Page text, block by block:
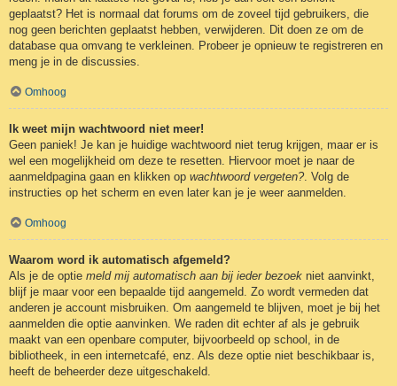
geplaatst? Het is normaal dat forums om de zoveel tijd gebruikers, die
nog geen berichten geplaatst hebben, verwijderen. Dit doen ze om de
database qua omvang te verkleinen. Probeer je opnieuw te registreren en
meng je in de discussies.
Omhoog
Ik weet mijn wachtwoord niet meer!
Geen paniek! Je kan je huidige wachtwoord niet terug krijgen, maar er is
wel een mogelijkheid om deze te resetten. Hiervoor moet je naar de
aanmeldpagina gaan en klikken op wachtwoord vergeten?. Volg de
instructies op het scherm en even later kan je je weer aanmelden.
Omhoog
Waarom word ik automatisch afgemeld?
Als je de optie meld mij automatisch aan bij ieder bezoek niet aanvinkt,
blijf je maar voor een bepaalde tijd aangemeld. Zo wordt vermeden dat
anderen je account misbruiken. Om aangemeld te blijven, moet je bij het
aanmelden die optie aanvinken. We raden dit echter af als je gebruik
maakt van een openbare computer, bijvoorbeeld op school, in de
bibliotheek, in een internetcafé, enz. Als deze optie niet beschikbaar is,
heeft de beheerder deze uitgeschakeld.